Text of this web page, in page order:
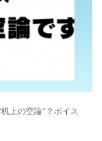
上の空論”？ボイス